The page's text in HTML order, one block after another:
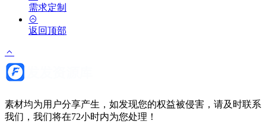
需求定制
返回顶部
素材均为用户分享产生，如发现您的权益被侵害，请及时联系
我们，我们将在72小时内为您处理！